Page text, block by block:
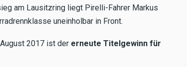
am Lausitzring liegt Pirelli-Fahrer Markus
uneinholbar in Front.
2017 ist der erneute Titelgewinn für